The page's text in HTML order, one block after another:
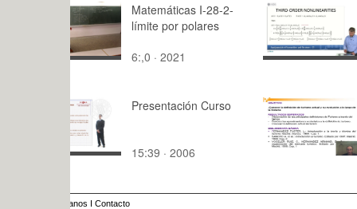
Matemáticas I-28-2-
límite por polares
6:,0 · 2021
Receivers
8:50 · 2015
Presentación Curso
15:39 · 2006
Definición
7:55 · 2019